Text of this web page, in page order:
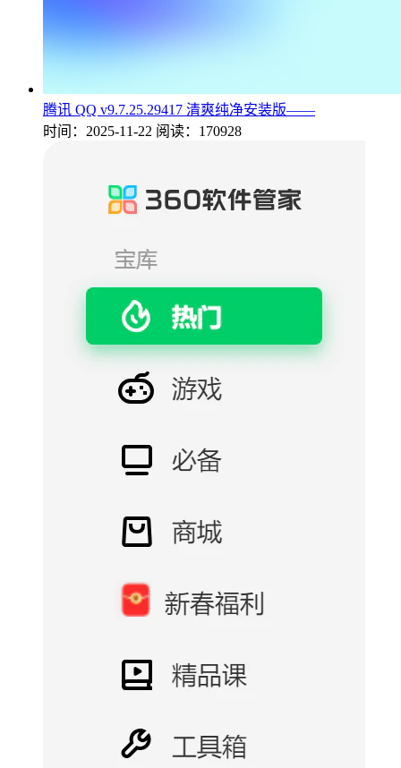
腾讯 QQ v9.7.25.29417 清爽纯净安装版——
时间：2025-11-22 阅读：170928